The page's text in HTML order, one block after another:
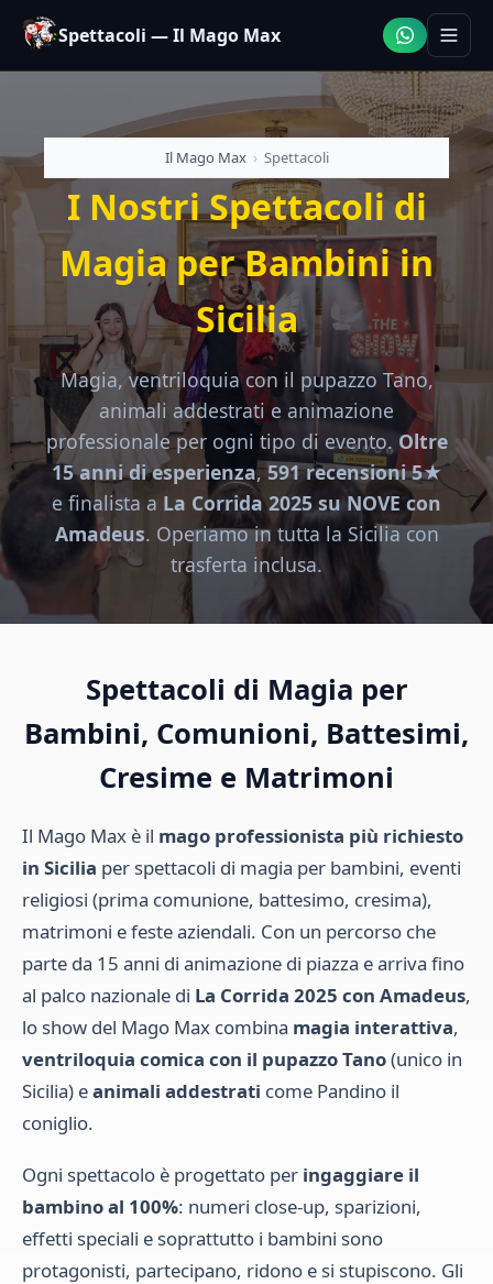
Spettacoli — Il Mago Max
Il Mago Max › Spettacoli
I Nostri Spettacoli di
Magia per Bambini in
Sicilia
Magia, ventriloquia con il pupazzo Tano,
animali addestrati e animazione
professionale per ogni tipo di evento. Oltre
15 anni di esperienza,591 recensioni 5★
e finalista a La Corrida 2025 su NOVE con
Amadeus. Operiamo in tutta la Sicilia con
trasferta inclusa.
Spettacoli di Magia per
Bambini, Comunioni, Battesimi,
Cresime e Matrimoni
Il Mago Max è il mago professionista più richiesto
in Sicilia per spettacoli di magia per bambini, eventi
religiosi (prima comunione, battesimo, cresima),
matrimoni e feste aziendali. Con un percorso che
parte da 15 anni di animazione di piazza e arriva fino
al palco nazionale di La Corrida 2025 con Amadeus,
lo show del Mago Max combina magia interattiva,
ventriloquia comica con il pupazzo Tano(unico in
Sicilia) eanimali addestrati come Pandino il
coniglio.
Ogni spettacolo è progettato per ingaggiare il
bambino al 100%: numeri close-up, sparizioni,
effetti speciali e soprattutto i bambini sono
protagonisti, partecipano, ridono e si stupiscono. Gli